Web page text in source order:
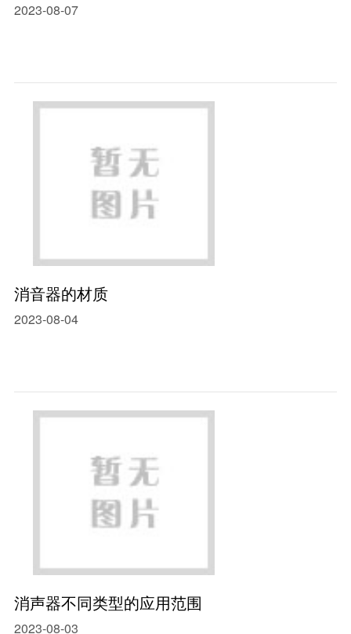
2023-08-07
消音器的材质
2023-08-04
消声器不同类型的应用范围
2023-08-03